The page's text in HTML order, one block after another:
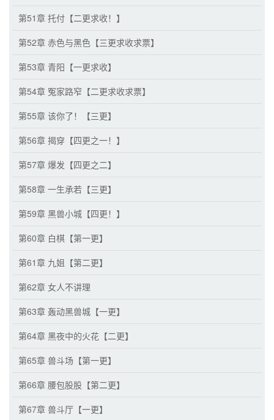
第51章 托付【二更求收！】
第52章 赤色与黑色【三更求收求票】
第53章 青阳【一更求收】
第54章 冤家路窄【二更求收求票】
第55章 该你了！【三更】
第56章 揭穿【四更之一！】
第57章 爆发【四更之二】
第58章 一生承若【三更】
第59章 黑兽小城【四更！】
第60章 白棋【第一更】
第61章 九姐【第二更】
第62章 女人不讲理
第63章 轰动黑兽城【一更】
第64章 黑夜中的火花【二更】
第65章 兽斗场【第一更】
第66章 腰包股股【第二更】
第67章 兽斗厅【一更】